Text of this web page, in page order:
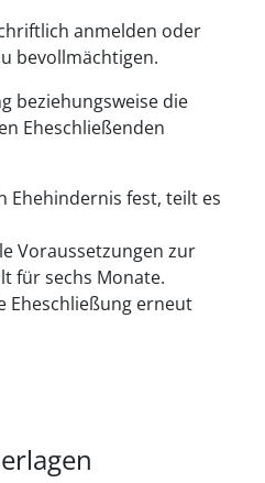
anmelden oder
bevollmächtigen.
beziehungsweise die
Eheschließenden
Ehehindernis fest, teilt es
Voraussetzungen zur
für sechs Monate.
Eheschließung erneut